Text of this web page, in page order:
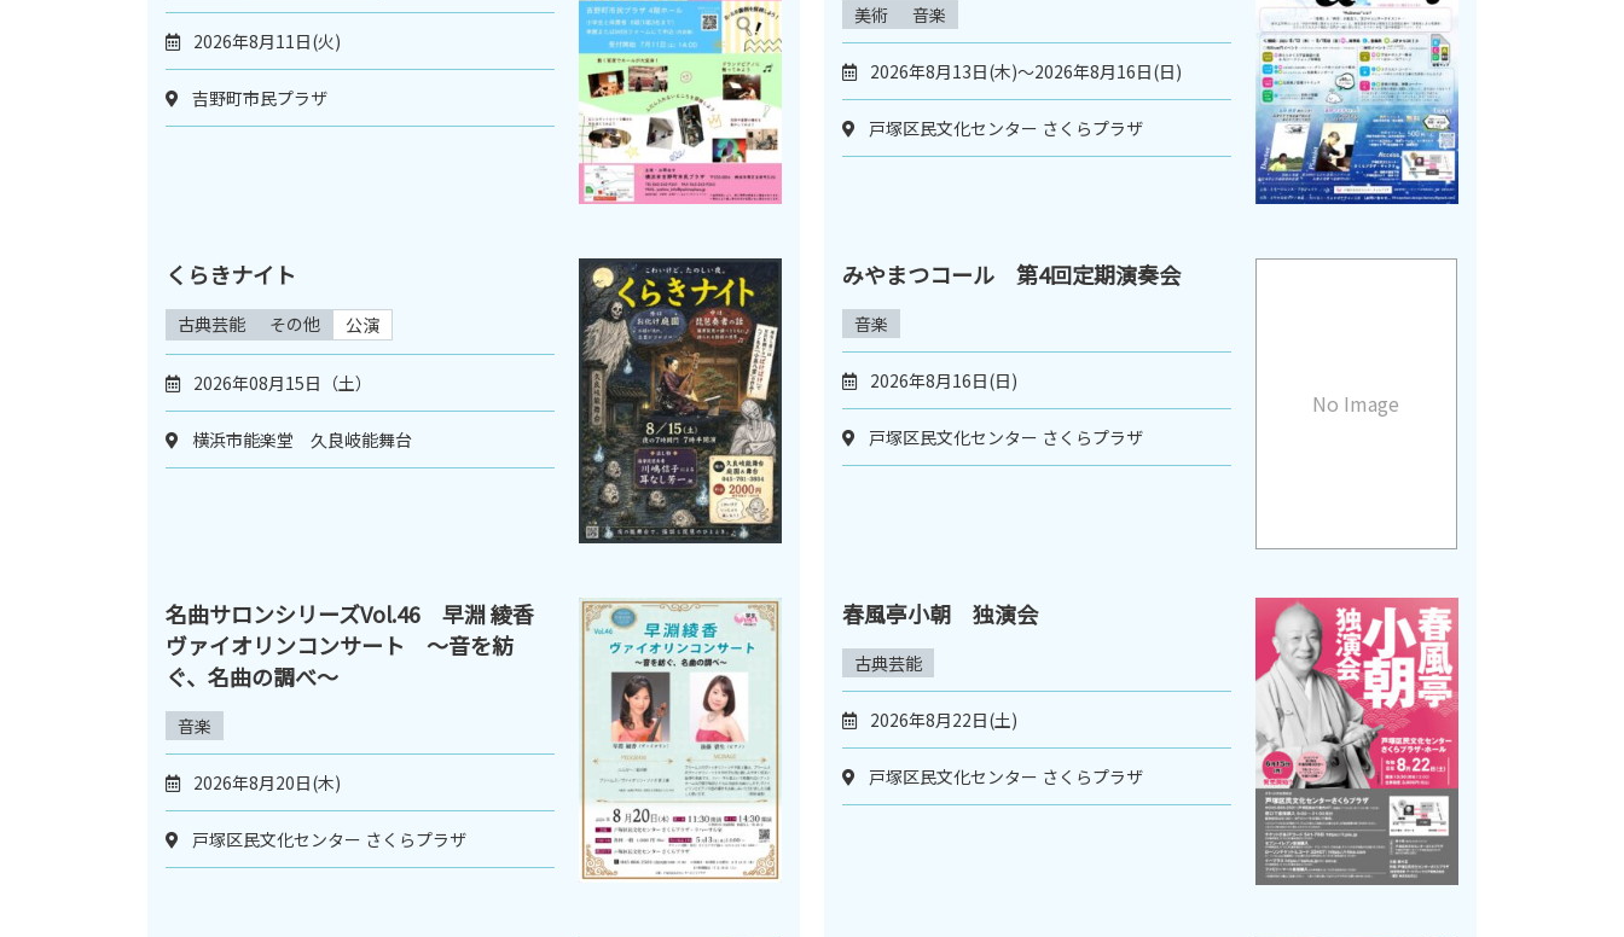
2026年8月11日(火)
吉野町市民プラザ
美術 音楽
2026年8月13日(木)～2026年8月16日(日)
戸塚区民文化センター さくらプラザ
くらきナイト
古典芸能 その他 公演
2026年08月15日（土）
横浜市能楽堂 久良岐能舞台
No Image
みやまつコール 第4回定期演奏会
音楽
2026年8月16日(日)
戸塚区民文化センター さくらプラザ
名曲サロンシリーズVol.46 早淵 綾香
ヴァイオリンコンサート ～音を紡
ぐ、名曲の調べ～
音楽
2026年8月20日(木)
戸塚区民文化センター さくらプラザ
春風亭小朝 独演会
古典芸能
2026年8月22日(土)
戸塚区民文化センター さくらプラザ